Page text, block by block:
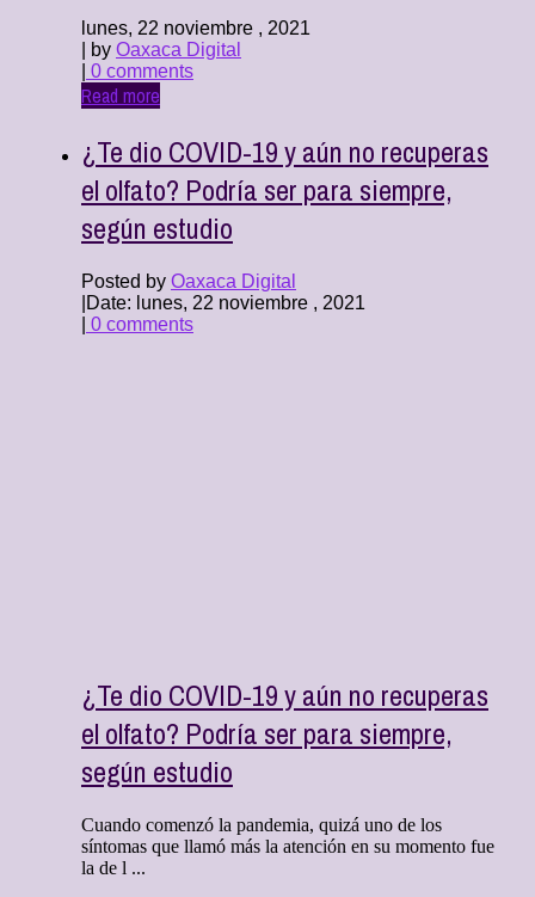
lunes, 22 noviembre , 2021
| by Oaxaca Digital
0 comments
Read more
¿Te dio COVID-19 y aún no recuperas
el olfato? Podría ser para siempre,
según estudio
Posted by Oaxaca Digital
Date: lunes, 22 noviembre , 2021
0 comments
¿Te dio COVID-19 y aún no recuperas
el olfato? Podría ser para siempre,
según estudio
Cuando comenzó la pandemia, quizá uno de los
síntomas que llamó más la atención en su momento fue
la de l ...